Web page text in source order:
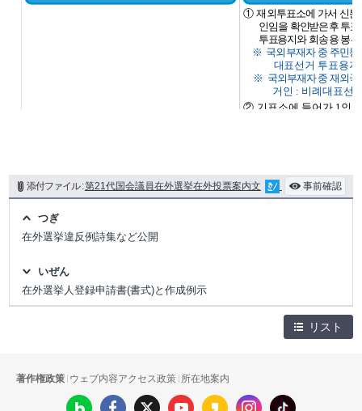
添付ファイル :第21代国会議員在外選挙在外投票案内文 事前確認
つぎ
在外選挙違反例詩集など公開
いぜん
在外選挙人登録申請書(書式)と作成例示
リスト
著作権政策 ウェブ内容アクセス政策 所在地案内